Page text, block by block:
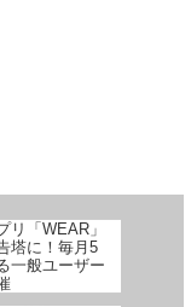
リ「WEAR」
塔に！毎月5
一般ユーザー